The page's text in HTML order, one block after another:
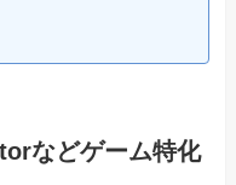
などゲーム特化